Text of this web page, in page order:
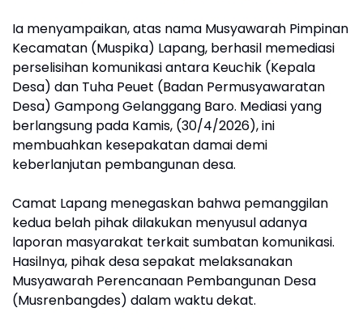
Ia menyampaikan, atas nama Musyawarah Pimpinan
Kecamatan (Muspika) Lapang, berhasil memediasi
perselisihan komunikasi antara Keuchik (Kepala
Desa) dan Tuha Peuet (Badan Permusyawaratan
Desa) Gampong Gelanggang Baro. Mediasi yang
berlangsung pada Kamis, (30/4/2026), ini
membuahkan kesepakatan damai demi
keberlanjutan pembangunan desa.
Camat Lapang menegaskan bahwa pemanggilan
kedua belah pihak dilakukan menyusul adanya
laporan masyarakat terkait sumbatan komunikasi.
Hasilnya, pihak desa sepakat melaksanakan
Musyawarah Perencanaan Pembangunan Desa
(Musrenbangdes) dalam waktu dekat.